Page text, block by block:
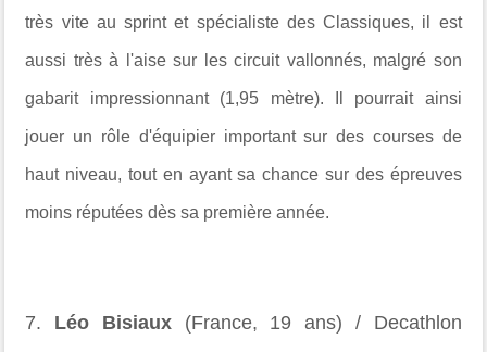
très vite au sprint et spécialiste des Classiques, il est
aussi très à l'aise sur les circuit vallonnés, malgré son
gabarit impressionnant (1,95 mètre). Il pourrait ainsi
jouer un rôle d'équipier important sur des courses de
haut niveau, tout en ayant sa chance sur des épreuves
moins réputées dès sa première année.
7. Léo Bisiaux(France, 19 ans) / Decathlon